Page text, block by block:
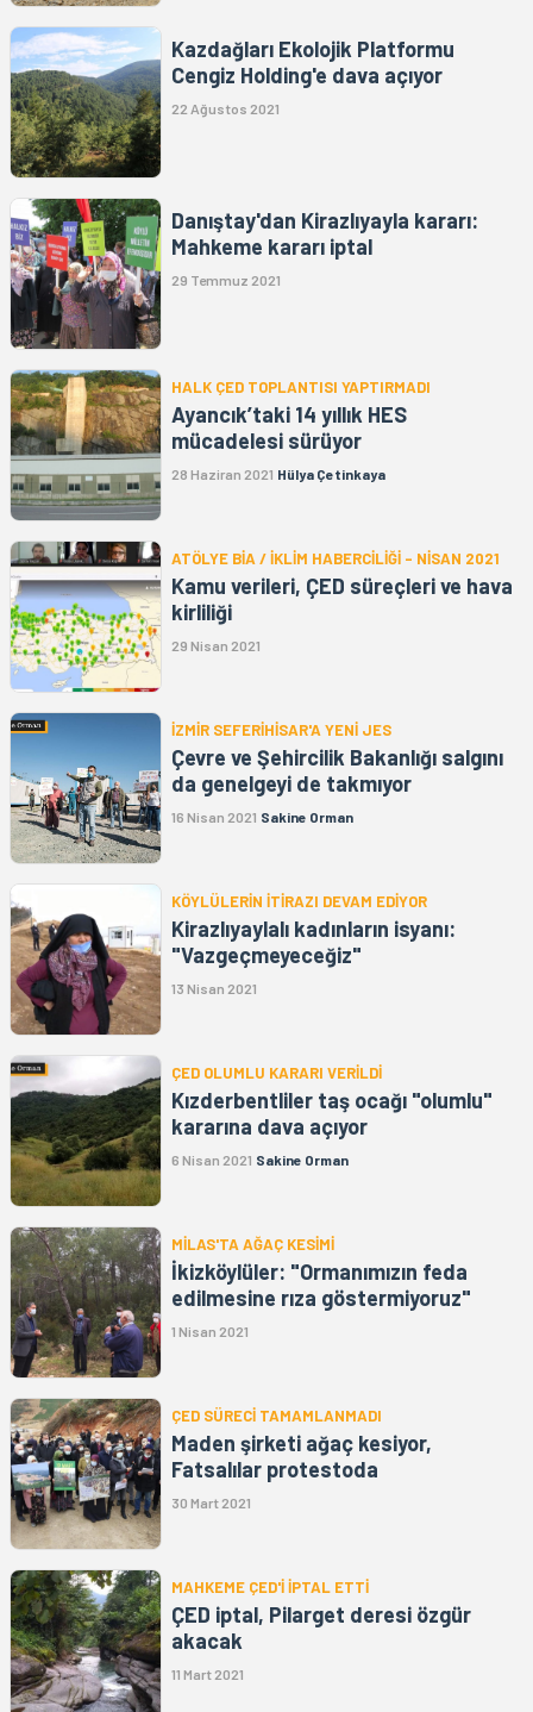
Kazdağları Ekolojik Platformu
Cengiz Holding'e dava açıyor
22 Ağustos 2021
Danıştay'dan Kirazlıyayla kararı:
Mahkeme kararı iptal
29 Temmuz 2021
HALK ÇED TOPLANTISI YAPTIRMADI
Ayancık’taki 14 yıllık HES
mücadelesi sürüyor
28 Haziran 2021 Hülya Çetinkaya
ATÖLYE BİA / İKLİM HABERCİLİĞİ - NİSAN 2021
Kamu verileri, ÇED süreçleri ve hava
kirliliği
29 Nisan 2021
İZMİR SEFERİHİSAR'A YENİ JES
Çevre ve Şehircilik Bakanlığı salgını
da genelgeyi de takmıyor
16 Nisan 2021 Sakine Orman
KÖYLÜLERİN İTİRAZI DEVAM EDİYOR
Kirazlıyaylalı kadınların isyanı:
"Vazgeçmeyeceğiz"
13 Nisan 2021
ÇED OLUMLU KARARI VERİLDİ
Kızderbentliler taş ocağı "olumlu"
kararına dava açıyor
6 Nisan 2021 Sakine Orman
MİLAS'TA AĞAÇ KESİMİ
İkizköylüler: "Ormanımızın feda
edilmesine rıza göstermiyoruz"
1 Nisan 2021
ÇED SÜRECİ TAMAMLANMADI
Maden şirketi ağaç kesiyor,
Fatsalılar protestoda
30 Mart 2021
MAHKEME ÇED'İ İPTAL ETTİ
ÇED iptal, Pilarget deresi özgür
akacak
11 Mart 2021